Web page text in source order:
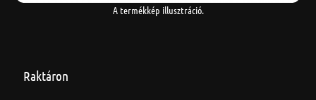
A termékkép illusztráció.
Raktáron